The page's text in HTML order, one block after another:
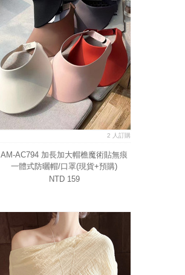
2 人訂購
AM-AC794 加長加大帽檐魔術貼無痕
一體式防曬帽/口罩(現貨+預購)
NTD 159